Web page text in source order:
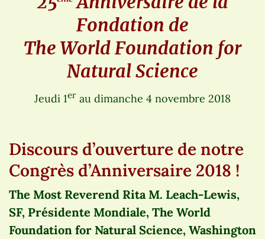
Fondation de
The World Foundation for
Natural Science
Jeudi 1er au dimanche 4 novembre 2018
Discours d’ouverture de notre
Congrès d’Anniversaire 2018 !
The Most Reverend Rita M. Leach-Lewis,
SF, Présidente Mondiale, The World
Foundation for Natural Science, Washington